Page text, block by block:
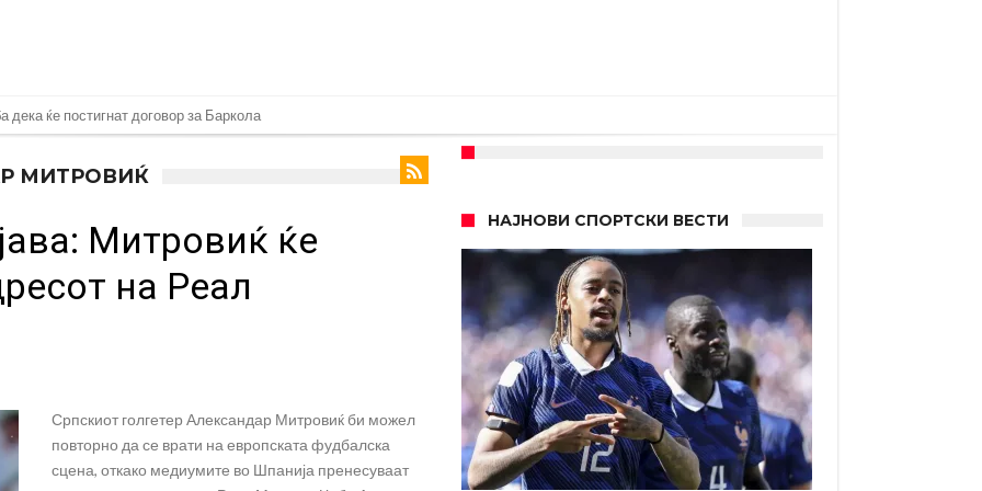
до Манчестер Сити за Родри
на Родри, и тоа во голем ривал!
фудбалот го направиле„невозможното“: Едниот е Меси, знаете ли кој е другиот?
потег!
како никој никогаш го понижи Реал, подобро да не доаѓа во Мадрид!
Интер нема доволно средства, Атлетико ја следи ситуацијата
– трансфер вреден 21 милион евра
МИТРОВИЌ
Митровиќ ќе
на Реал
Српскиот голгетер Александар Митровиќ би можел
повторно да се врати на европската фудбалска
сцена, откако медиумите во Шпанија пренесуваат
НАЈНОВИ СПОРТСКИ ВЕСТИ